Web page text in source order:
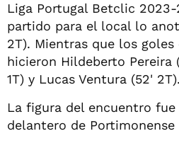
Liga Portugal Betclic
partido para el local lo
2T). Mientras que los
hicieron Hildeberto Pereira
1T) y Lucas Ventura (52' 2T).
La figura del encuentro
delantero de